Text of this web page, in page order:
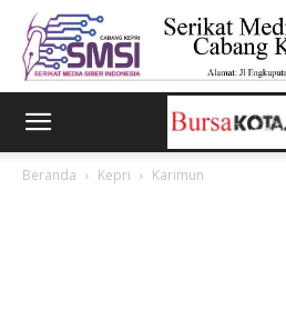
Beranda Kepri Karimun